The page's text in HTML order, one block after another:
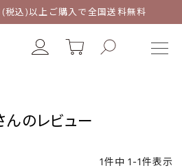
込)以上ご購入で全国送料無料
んのレビュー
1件中 1-1件表示